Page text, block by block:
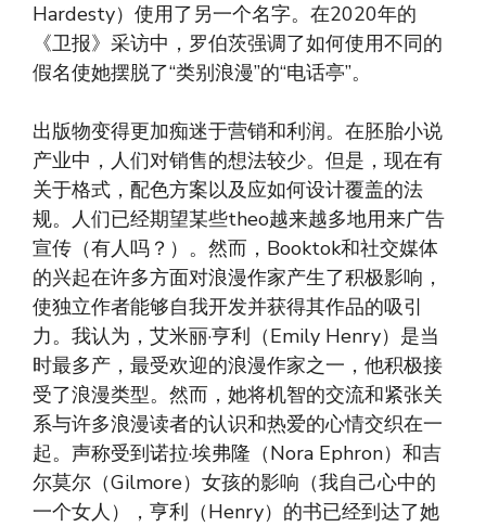
Hardesty）使用了另一个名字。在2020年的
《卫报》采访中，罗伯茨强调了如何使用不同的
假名使她摆脱了“类别浪漫”的“电话亭”。
出版物变得更加痴迷于营销和利润。在胚胎小说
产业中，人们对销售的想法较少。但是，现在有
关于格式，配色方案以及应如何设计覆盖的法
规。人们已经期望某些theo越来越多地用来广告
宣传（有人吗？）。然而，Booktok和社交媒体
的兴起在许多方面对浪漫作家产生了积极影响，
使独立作者能够自我开发并获得其作品的吸引
力。我认为，艾米丽·亨利（Emily Henry）是当
时最多产，最受欢迎的浪漫作家之一，他积极接
受了浪漫类型。然而，她将机智的交流和紧张关
系与许多浪漫读者的认识和热爱的心情交织在一
起。声称受到诺拉·埃弗隆（Nora Ephron）和吉
尔莫尔（Gilmore）女孩的影响（我自己心中的
一个女人），亨利（Henry）的书已经到达了她